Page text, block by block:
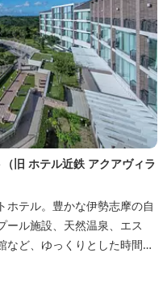
旧 ホテル近鉄 アクアヴィラ
ホテル。豊かな伊勢志摩の自
ール施設、天然温泉、エス
ど、ゆっくりとした時間を
屋内プール：通年 屋外プー
日）